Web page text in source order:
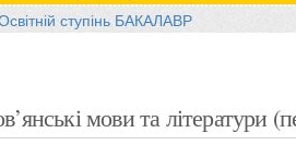
ступінь БАКАЛАВР
мови та літератури